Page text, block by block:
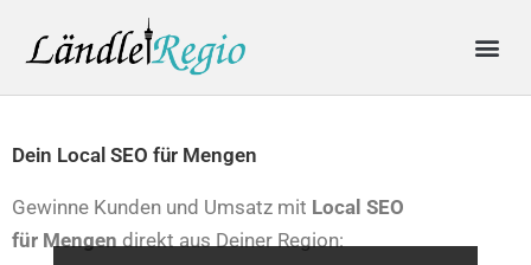
Dein Local SEO für Mengen
Gewinne Kunden und Umsatz mit Local SEO
für Mengen direkt aus Deiner Region: